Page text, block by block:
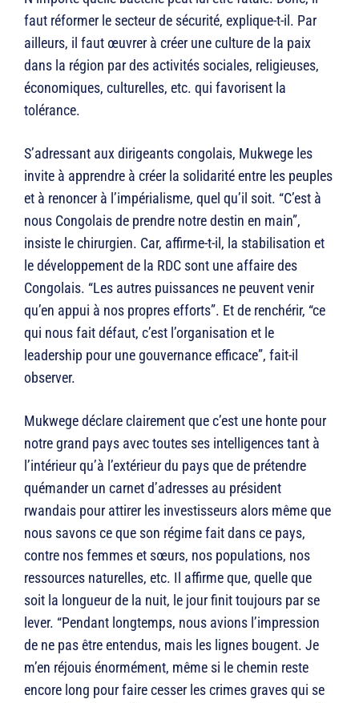
faut réformer le secteur de sécurité, explique-t-il. Par
ailleurs, il faut œuvrer à créer une culture de la paix
dans la région par des activités sociales, religieuses,
économiques, culturelles, etc. qui favorisent la
tolérance.
S’adressant aux dirigeants congolais, Mukwege les
invite à apprendre à créer la solidarité entre les peuples
et à renoncer à l’impérialisme, quel qu’il soit. “C’est à
nous Congolais de prendre notre destin en main”,
insiste le chirurgien. Car, affirme-t-il, la stabilisation et
le développement de la RDC sont une affaire des
Congolais. “Les autres puissances ne peuvent venir
qu’en appui à nos propres efforts”. Et de renchérir, “ce
qui nous fait défaut, c’est l’organisation et le
leadership pour une gouvernance efficace”, fait-il
observer.
Mukwege déclare clairement que c’est une honte pour
notre grand pays avec toutes ses intelligences tant à
l’intérieur qu’à l’extérieur du pays que de prétendre
quémander un carnet d’adresses au président
rwandais pour attirer les investisseurs alors même que
nous savons ce que son régime fait dans ce pays,
contre nos femmes et sœurs, nos populations, nos
ressources naturelles, etc. Il affirme que, quelle que
soit la longueur de la nuit, le jour finit toujours par se
lever. “Pendant longtemps, nous avions l’impression
de ne pas être entendus, mais les lignes bougent. Je
m’en réjouis énormément, même si le chemin reste
encore long pour faire cesser les crimes graves qui se